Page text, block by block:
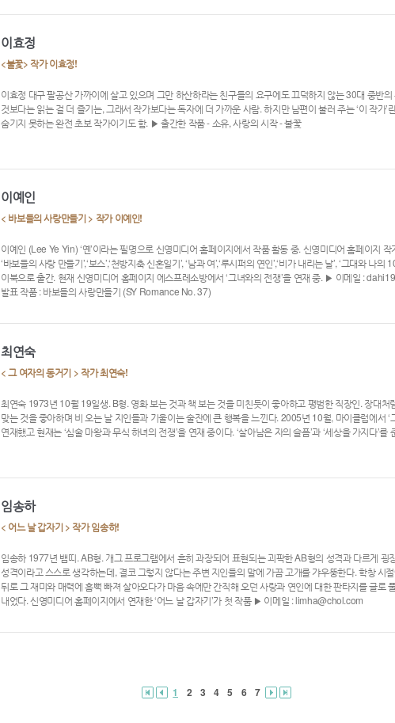
이효정
<불꽃> 작가 이효정!
이효정 대구 팔공산 가까이에 살고 있으며 그만 하산하라는 친구들의 요구에도 끄덕하지 않는 30대 중반
것보다는 읽는 걸 더 즐기는, 그래서 작가보다는 독자에 더 가까운 사람. 하지만 남편이 불러 주는 ‘이 작가’
숨기지 못하는 완전 초보 작가이기도 함. ▶ 출간한 작품 - 소유, 사랑의 시작 - 불꽃
이예인
< 바보들의 사랑만들기 > 작가 이예인!
이예인 (Lee Ye Yin) ‘옌’이라는 필명으로 신영미디어 홈페이지에서 작품 활동 중. 신영미디어 홈페이지
‘바보들의 사랑 만들기’,‘보스’,‘천방지축 신혼일기’, ‘남과 여’,‘루시퍼의 연인’,‘비가 내리는 날’, ‘그대와 나
이북으로 출간. 현재 신영미디어 홈페이지 에스프레소방에서 ‘그녀와의 전쟁’을 연재 중. ▶ 이메일 :
발표 작품 : 바보들의 사랑만들기 (SY Romance No. 37)
최연숙
< 그 여자의 동거기 > 작가 최연숙!
최연숙 1973년 10월 19일생. B형. 영화 보는 것과 책 보는 것을 미친듯이 좋아하고 평범한 직장인. 장대처
맞는 것을 좋아하며 비 오는 날 지인들과 기울이는 술잔에 큰 행복을 느낀다. 2005년 10월, 마이클럽에서 ‘
연재했고 현재는 ‘심술 마왕과 무식 하녀의 전쟁’을 연재 중이다. ‘살아남은 자의 슬픔’과 ‘세상을 가지다’를
임송하
< 어느 날 갑자기 > 작가 임송하!
임송하 1977년 뱀띠. AB형. 개그 프로그램에서 흔히 과장되어 표현되는 괴팍한 AB형의 성격과 다르게 굉
성격이라고 스스로 생각하는데, 결코 그렇지 않다는 주변 지인들의 말에 가끔 고개를 갸우뚱한다. 학창 시
뒤로 그 재미와 매력에 흠뻑 빠져 살아오다가 마음 속에만 간직해 오던 사랑과 연인에 대한 판타지를 글로
내었다. 신영미디어 홈페이지에서 연재한 ‘어느 날 갑자기’가 첫 작품 ▶ 이메일 : limha@chol.com
1 2 3 4 5 6 7